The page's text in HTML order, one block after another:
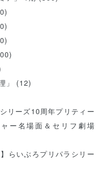
」
(12)
リーズ10周年プリティー
ー名場面＆セリフ劇場
らいぶろプリパラシリー